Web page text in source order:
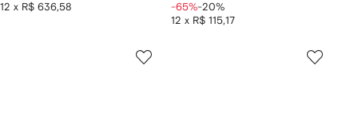
12 x R$ 636,58
12 x R$ 115,17
-65%-20%